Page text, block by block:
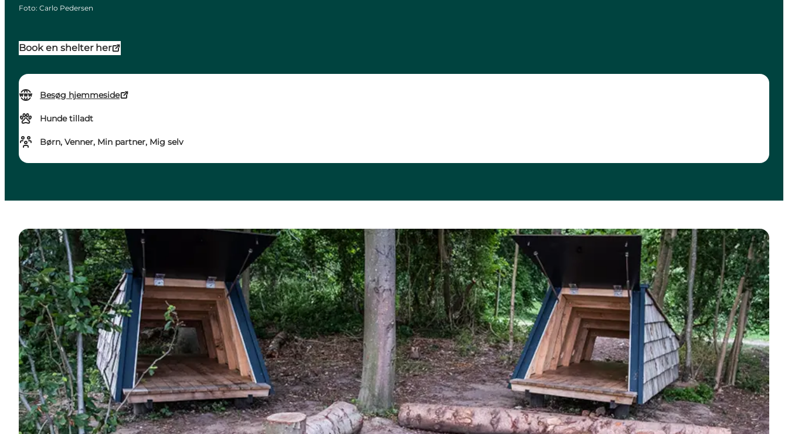
Book en shelter her
Besøg hjemmeside
Hunde tilladt
Børn, Venner, Min partner, Mig selv
Foto: Carlo Pedersen